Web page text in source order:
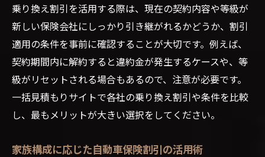
乗り換え割引を活用する際は、現在の契約内容や等級が
新しい保険会社にしっかり引き継がれるかどうか、割引
適用の条件を事前に確認することが大切です。例えば、
契約期間内に解約すると違約金が発生するケースや、等
級がリセットされる場合もあるので、注意が必要です。
一括見積もりサイトで各社の乗り換え割引や条件を比較
し、最もメリットが大きい選択をしてください。
家族構成に応じた自動車保険割引の活用術